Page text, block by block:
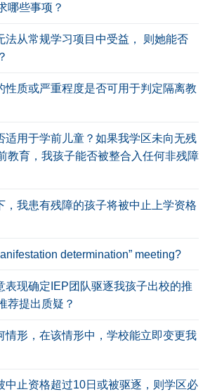
哪些事项？
法从常规学习项目中受益， 则她能否
性质或严重程度是否可用于判定隔离教
适用于学前儿童？如果我学区未向无残
教育，我孩子能否被整合入任何非残障
，我患有残障的孩子将被中止上学资格
determination” meeting?
表现确定IEP团队驱逐我孩子出校的推
荐提出质疑？
情形，在该情形中，学校能立即变更我
中止资格超过10日或被驱逐，则学区必